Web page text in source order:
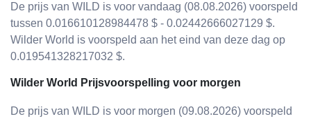
De prijs van WILD is voor vandaag (08.08.2026) voorspeld
tussen 0.016610128984478 $ - 0.02442666027129 $.
Wilder World is voorspeld aan het eind van deze dag op
0.019541328217032 $.
Wilder World Prijsvoorspelling voor morgen
De prijs van WILD is voor morgen (09.08.2026) voorspeld